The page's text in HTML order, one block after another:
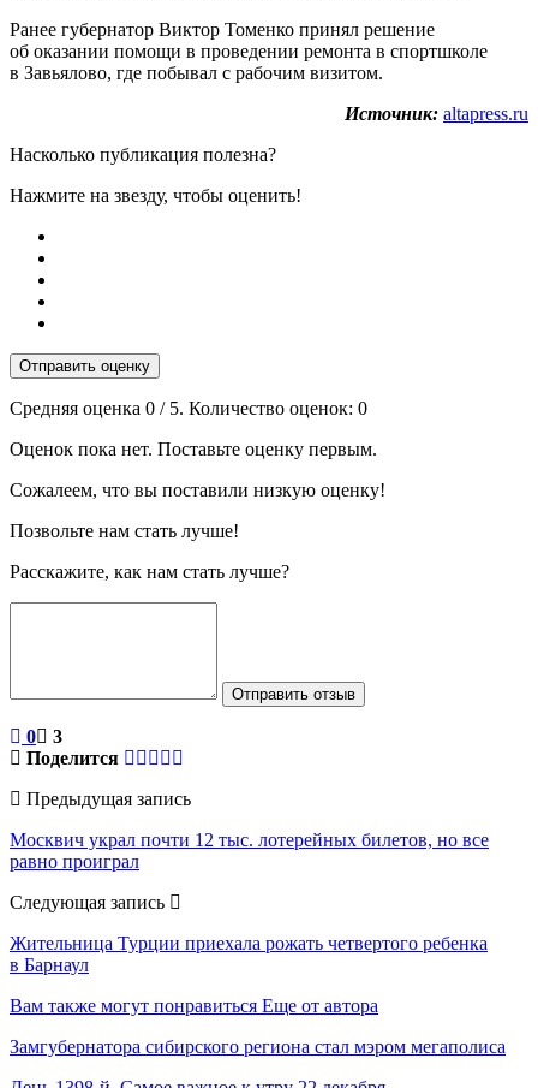
Ранее губернатор Виктор Томенко принял решение
об оказании помощи в проведении ремонта в спортшколе
в Завьялово, где побывал с рабочим визитом.
Источник: altapress.ru
Насколько публикация полезна?
Нажмите на звезду, чтобы оценить!
Отправить оценку
Средняя оценка 0 / 5. Количество оценок: 0
Оценок пока нет. Поставьте оценку первым.
Сожалеем, что вы поставили низкую оценку!
Позвольте нам стать лучше!
Расскажите, как нам стать лучше?
Отправить отзыв
0
3
Поделится
Предыдущая запись
Москвич украл почти 12 тыс. лотерейных билетов, но все
равно проиграл
Следующая запись
Жительница Турции приехала рожать четвертого ребенка
в Барнаул
Вам также могут понравиться Еще от автора
Замгубернатора сибирского региона стал мэром мегаполиса